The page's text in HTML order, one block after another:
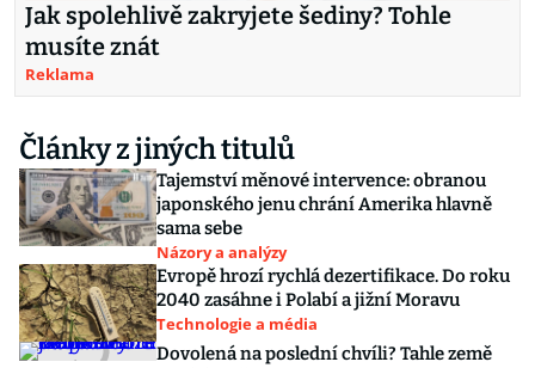
Jak spolehlivě zakryjete šediny? Tohle
musíte znát
Reklama
Články z jiných titulů
Tajemství měnové intervence: obranou
japonského jenu chrání Amerika hlavně
sama sebe
Názory a analýzy
Evropě hrozí rychlá dezertifikace. Do roku
2040 zasáhne i Polabí a jižní Moravu
Technologie a média
Dovolená na poslední chvíli? Tahle země